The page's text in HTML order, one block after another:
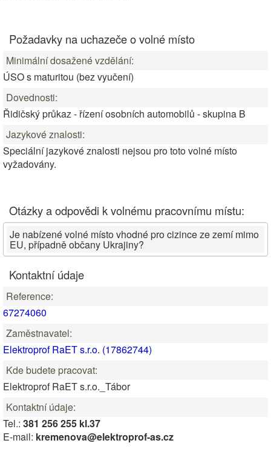
Požadavky na uchazeče o volné místo
Minimální dosažené vzdělání:
ÚSO s maturitou (bez vyučení)
Dovednosti:
Řidičský průkaz - řízení osobních automobilů - skupina B
Jazykové znalosti:
Speciální jazykové znalosti nejsou pro toto volné místo
vyžadovány.
Otázky a odpovědi k volnému pracovnímu místu:
Je nabízené volné místo vhodné pro cizince ze zemí mimo
EU, případně občany Ukrajiny?
Kontaktní údaje
Reference:
67274060
Zaměstnavatel:
Elektroprof RaET s.r.o. (17862744)
Kde budete pracovat:
Elektroprof RaET s.r.o._Tábor
Kontaktní údaje:
Tel.: 381 256 255 kl.37
E-mail: kremenova@elektroprof-as.cz